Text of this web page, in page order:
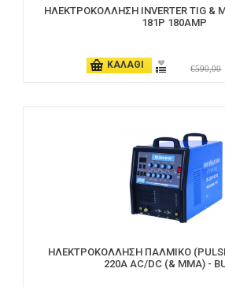
ΗΛΕΚΤΡΟΚΟΛΛΗΣΗ INVERTER TIG &
181P 180AMP
ΚΑΛΑΘΙ €590,00
ΗΛΕΚΤΡΟΚΟΛΛΗΣΗ ΠΑΛΜΙΚΟ
220A AC/DC (& MMA) -